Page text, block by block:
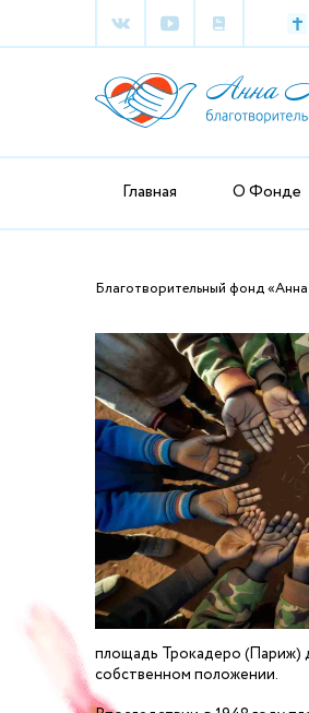
Главная О Фонде
Благотворительный фонд
площадь Трокадеро (Париж)
собственном положении.